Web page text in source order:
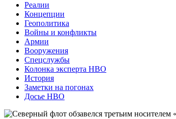
Реалии
Концепции
Геополитика
Войны и конфликты
Армии
Вооружения
Спецслужбы
Колонка эксперта НВО
История
Заметки на погонах
Досье НВО